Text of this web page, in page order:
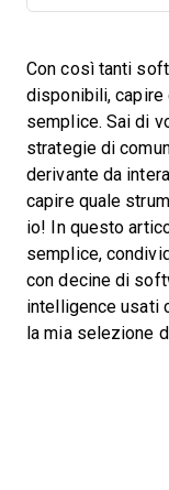
Con così tanti
disponibili, capire
semplice. Sai di
strategie di
derivante da
capire quale
io! In questo
semplice,
con decine di
intelligence usati
la mia selezione